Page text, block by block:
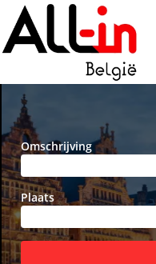
Omschrijving
Plaats